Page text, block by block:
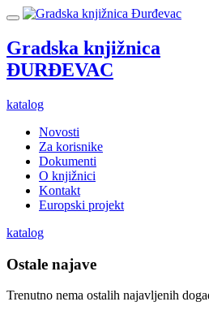
Gradska knjižnica
ĐURĐEVAC
katalog
Novosti
Za korisnike
Dokumenti
O knjižnici
Kontakt
Europski projekt
katalog
Ostale najave
Trenutno nema ostalih najavljenih